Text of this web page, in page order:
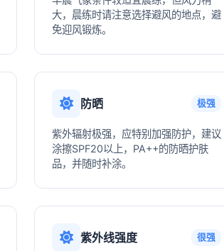
大，晨练时请注意选择避风的地点，避
免迎风锻炼。
防晒 极强
紫外辐射极强，应特别加强防护，建议
涂擦SPF20以上，PA++的防晒护肤
品，并随时补涂。
紫外线强度 很强